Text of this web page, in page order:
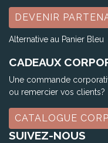
DEVENIR
Alternative au Panier Bleu
CADEAUX
Une commande
ou remercier vos clients?
CATALOGUE
SUIVEZ-NOUS